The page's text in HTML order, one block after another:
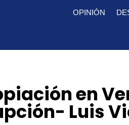
OPINIÓN
en
Luis